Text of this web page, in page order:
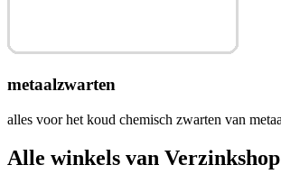
metaalzwarten
alles voor het koud chemisch zwarten van
Alle winkels van Verzinkshop